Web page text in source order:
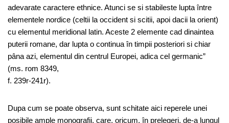
adevarate caractere ethnice. Atunci se si stabileste lupta între
elementele nordice (celtii la occident si scitii, apoi dacii la orient)
cu elementul meridional latin. Aceste 2 elemente cad dinaintea
puterii romane, dar lupta o continua în timpii posteriori si chiar
pâna azi, elementul din centrul Europei, adica cel germanic”
(ms. rom 8349,
f. 239r-241r).
Dupa cum se poate observa, sunt schitate aici reperele unei
posibile ample monografii, care, oricum, în prelegeri, de-a lungul